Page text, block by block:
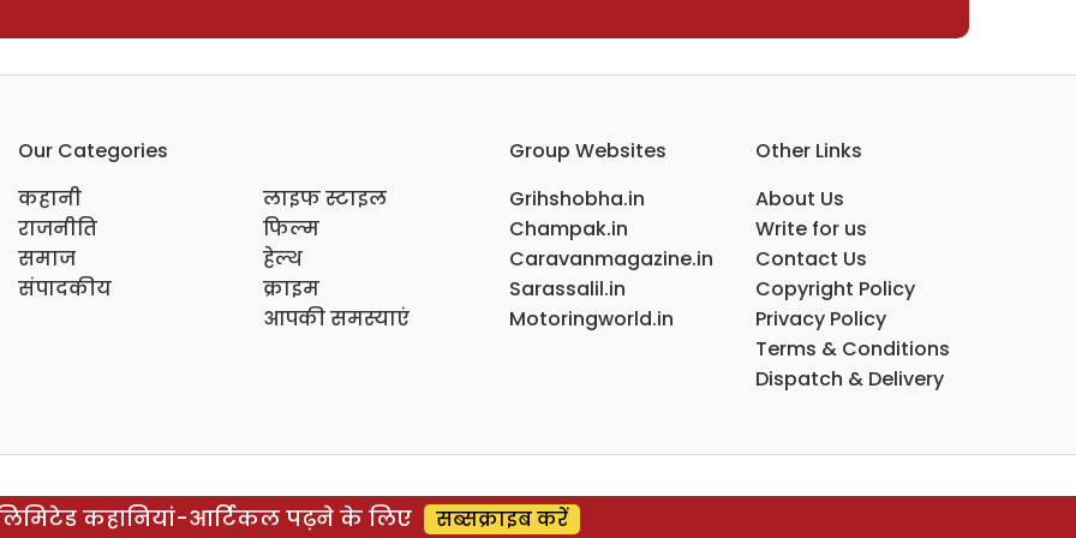
Our Categories
कहानी
राजनीति
समाज
संपादकीय
लाइफ स्टाइल
फिल्म
हेल्थ
क्राइम
आपकी समस्याएं
Group Websites
Grihshobha.in
Champak.in
Caravanmagazine.in
Sarassalil.in
Motoringworld.in
Other Links
About Us
Write for us
Contact Us
Copyright Policy
Privacy Policy
Terms & Conditions
Dispatch & Delivery
कहानियां-आर्टिकल पढ़ने के लिए सब्सक्राइब करें